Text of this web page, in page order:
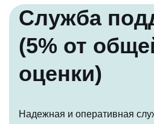
Служба
(5% от
оценки)
Надежная и оперативная